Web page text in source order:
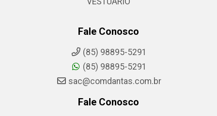
Fale Conosco
(85) 98895-5291
(85) 98895-5291
sac@comdantas.com.br
Fale Conosco